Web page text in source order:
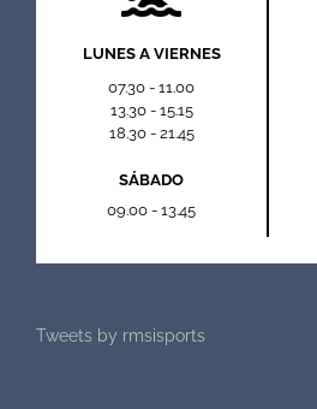
LUNES A VIERNES
07.30 - 11.00
13.30 - 15.15
18.30 - 21.45
SÁBADO
09.00 - 13.45
Tweets by rmsisports